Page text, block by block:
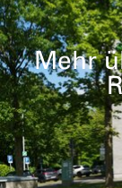
Mehr